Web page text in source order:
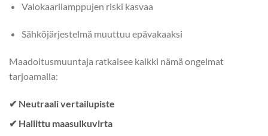
Valokaarilamppujen riski kasvaa
Sähköjärjestelmä muuttuu epävakaaksi
Maadoitusmuuntaja ratkaisee kaikki nämä ongelmat
tarjoamalla:
✔ Neutraali vertailupiste
✔ Hallittu maasulkuvirta